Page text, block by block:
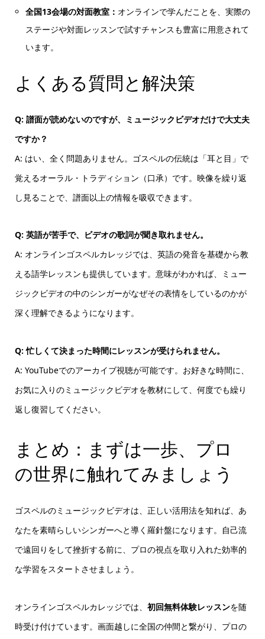
全国13会場の対面教室： オンラインで学んだことを、実際の
ステージや対面レッスンで試すチャンスも豊富に用意されて
います。
よくある質問と解決策
Q: 譜面が読めないのですが、ミュージックビデオだけで大丈夫
ですか？
A: はい、全く問題ありません。ゴスペルの伝統は「耳と目」で
覚えるオーラル・トラディション（口承）です。映像を繰り返
し見ることで、譜面以上の情報を吸収できます。
Q: 英語が苦手で、ビデオの歌詞が聞き取れません。
A: オンラインゴスペルカレッジでは、英語の発音を基礎から教
える語学レッスンも提供しています。意味がわかれば、ミュー
ジックビデオの中のシンガーがなぜその表情をしているのかが
深く理解できるようになります。
Q: 忙しくて決まった時間にレッスンが受けられません。
A: YouTubeでのアーカイブ視聴が可能です。お好きな時間に、
お気に入りのミュージックビデオを教材にして、何度でも繰り
返し復習してください。
まとめ：まずは一歩、プロ
の世界に触れてみましょう
ゴスペルのミュージックビデオは、正しい活用法を知れば、あ
なたを素晴らしいシンガーへと導く羅針盤になります。自己流
で遠回りをして挫折する前に、プロの視点を取り入れた効率的
な学習をスタートさせましょう。
オンラインゴスペルカレッジでは、 初回無料体験レッスンを随
時受け付けています。画面越しに全国の仲間と繋がり、プロの